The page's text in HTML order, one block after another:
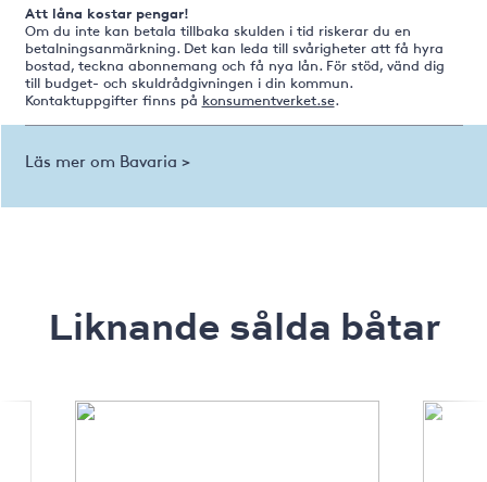
Att låna kostar pengar!
Om du inte kan betala tillbaka skulden i tid riskerar du en
betalningsanmärkning. Det kan leda till svårigheter att få hyra
bostad, teckna abonnemang och få nya lån. För stöd, vänd dig
till budget- och skuldrådgivningen i din kommun.
Kontaktuppgifter finns på konsumentverket.se.
Läs mer om Bavaria >
Liknande sålda båtar